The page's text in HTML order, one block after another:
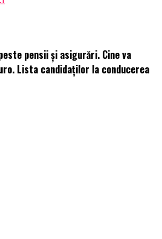
pensii și asigurări. Cine va
Lista candidaților la conducerea